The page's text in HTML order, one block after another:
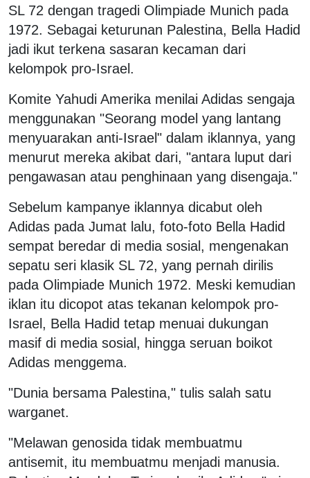
SL 72 dengan tragedi Olimpiade Munich pada
1972. Sebagai keturunan Palestina, Bella Hadid
jadi ikut terkena sasaran kecaman dari
kelompok pro-Israel.
Komite Yahudi Amerika menilai Adidas sengaja
menggunakan "Seorang model yang lantang
menyuarakan anti-Israel" dalam iklannya, yang
menurut mereka akibat dari, "antara luput dari
pengawasan atau penghinaan yang disengaja."
Sebelum kampanye iklannya dicabut oleh
Adidas pada Jumat lalu, foto-foto Bella Hadid
sempat beredar di media sosial, mengenakan
sepatu seri klasik SL 72, yang pernah dirilis
pada Olimpiade Munich 1972. Meski kemudian
iklan itu dicopot atas tekanan kelompok pro-
Israel, Bella Hadid tetap menuai dukungan
masif di media sosial, hingga seruan boikot
Adidas menggema.
"Dunia bersama Palestina," tulis salah satu
warganet.
"Melawan genosida tidak membuatmu
antisemit, itu membuatmu menjadi manusia.